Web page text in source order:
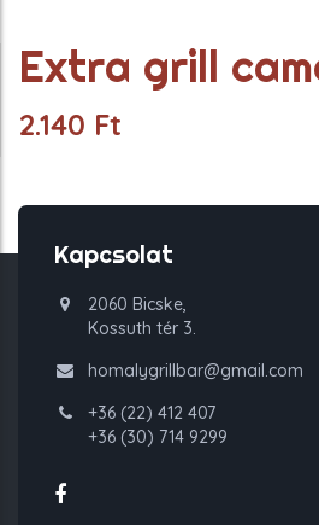
Extra grill
2.140 Ft
Kapcsolat
2060 Bicske,
Kossuth tér 3.
homalygrillbar@gmail.com
+36 (22) 412 407
+36 (30) 714 9299